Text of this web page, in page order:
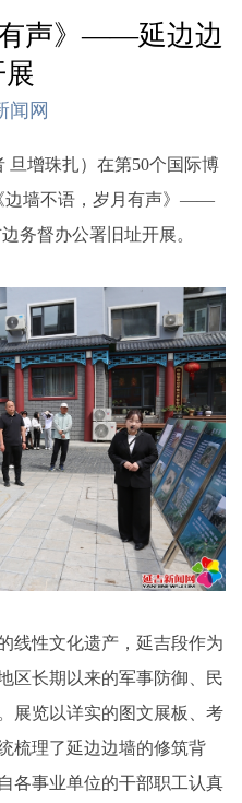
有声》——延边边
闻网
增珠扎）在第50个国际博
边墙不语，岁月有声》——
务督办公署旧址开展。
性文化遗产，延吉段作为
区长期以来的军事防御、民
展览以详实的图文展板、考
梳理了延边边墙的修筑背
各事业单位的干部职工认真